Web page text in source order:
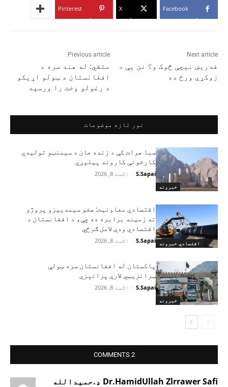
Facebook
X
Pinterest
Previous article
متقي: له هند سره د
افغانستان د ټولو اړیکو
د رغولو وخت را ورسېد
Next article
فدریښ نیچې څوک و؟ نن یې د
زوکړې ورځ ده
نور تازه موضوعات
خبرونه
سبا هرات کې د زنده جان د سیمنټو تولیدي
کارخونې کارونه پیلېږي
S.Sapai
- اګست 8, 2026
اقتصادي خبرونه
اقتصادي معاونیت: هغو سیمه‌ییزو پروژو
ته زمینه برابره ده چې، د افغانستان د
اقتصادي ودې لامل ګرځي
S.Sapai
- اګست 8, 2026
خبرونه
پاکستان له افغانستان سره ټولې
ټرانزیټي لارې پرانېزي
S.Sapai
- اګست 8, 2026
2 COMMENTS
Dr.HamidUllah Zlrrawer Safi ډ.حمیدالله